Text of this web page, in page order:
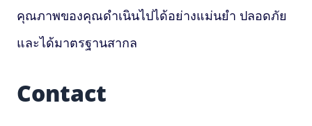
คุณภาพของคุณดำเนินไปได้อย่างแม่นยำ ปลอดภัย
และได้มาตรฐานสากล
Contact